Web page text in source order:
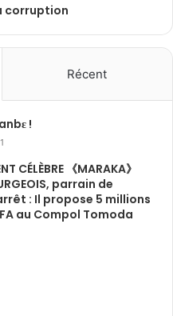
corruption
Récent
!
CÉLÈBRE 《MARAKA》
parrain de
: Il propose 5 millions
au Compol Tomoda